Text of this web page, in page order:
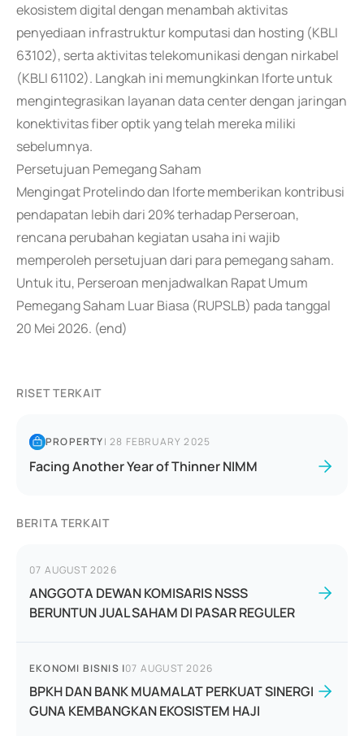
ekosistem digital dengan menambah aktivitas
penyediaan infrastruktur komputasi dan hosting (KBLI
63102), serta aktivitas telekomunikasi dengan nirkabel
(KBLI 61102). Langkah ini memungkinkan Iforte untuk
mengintegrasikan layanan data center dengan jaringan
konektivitas fiber optik yang telah mereka miliki
sebelumnya.
Persetujuan Pemegang Saham
Mengingat Protelindo dan Iforte memberikan kontribusi
pendapatan lebih dari 20% terhadap Perseroan,
rencana perubahan kegiatan usaha ini wajib
memperoleh persetujuan dari para pemegang saham.
Untuk itu, Perseroan menjadwalkan Rapat Umum
Pemegang Saham Luar Biasa (RUPSLB) pada tanggal
20 Mei 2026. (end)
RISET TERKAIT
PROPERTY|28 FEBRUARY 2025
Facing Another Year of Thinner NIMM
BERITA TERKAIT
07 AUGUST 2026
ANGGOTA DEWAN KOMISARIS NSSS
BERUNTUN JUAL SAHAM DI PASAR REGULER
EKONOMI BISNIS |07 AUGUST 2026
BPKH DAN BANK MUAMALAT PERKUAT SINERGI
GUNA KEMBANGKAN EKOSISTEM HAJI